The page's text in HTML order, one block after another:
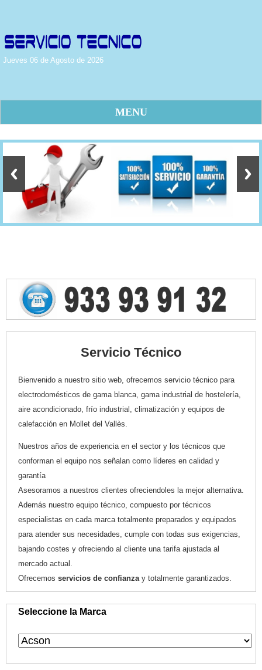
Jueves 06 de Agosto de 2026
MENU
Servicio Técnico
Bienvenido a nuestro sitio web, ofrecemos servicio técnico para
electrodomésticos de gama blanca, gama industrial de hostelería,
aire acondicionado, frío industrial, climatización y equipos de
calefacción en Mollet del Vallès.
Nuestros años de experiencia en el sector y los técnicos que
conforman el equipo nos señalan como líderes en calidad y
garantía
Asesoramos a nuestros clientes ofreciendoles la mejor alternativa.
Además nuestro equipo técnico, compuesto por técnicos
especialistas en cada marca totalmente preparados y equipados
para atender sus necesidades, cumple con todas sus exigencias,
bajando costes y ofreciendo al cliente una tarifa ajustada al
mercado actual.
Ofrecemos servicios de confianzay totalmente garantizados.
Seleccione la Marca